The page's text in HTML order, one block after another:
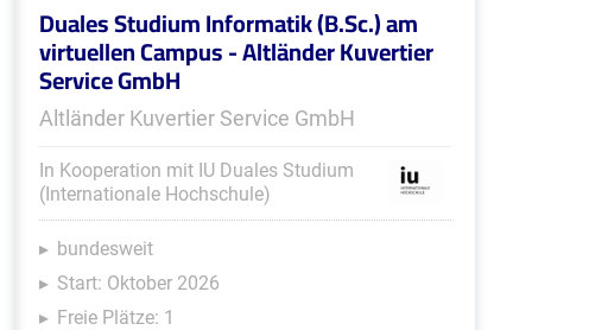
Duales Studium Informatik (B.Sc.) am
virtuellen Campus - Altländer Kuvertier
Service GmbH
Altländer Kuvertier Service GmbH
In Kooperation mit IU Duales Studium
(Internationale Hochschule)
bundesweit
Start: Oktober 2026
Freie Plätze: 1